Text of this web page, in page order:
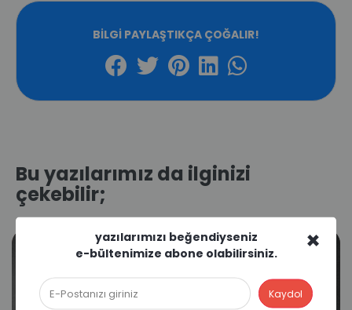
BILGI PAYLAŞTIKÇA ÇOĞALIR!
Bu yazılarımız da ilginizi
çekebilir;
×
yazılarımızı beğendiyseniz
e-bültenimize abone olabilirsiniz.